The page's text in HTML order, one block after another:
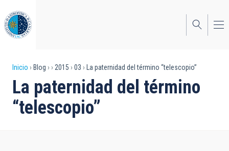
al
contenido
principal
Sobrescribir
enlaces
de
Inicio Blog 2015 03 La paternidad del término “telescopio”
La paternidad del término
“telescopio”